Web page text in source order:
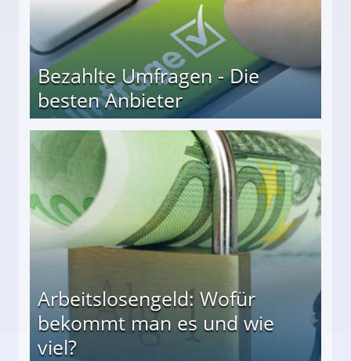
Bezahlte Umfragen - Die
besten Anbieter
Arbeitslosengeld: Wofür
bekommt man es und wie
viel?